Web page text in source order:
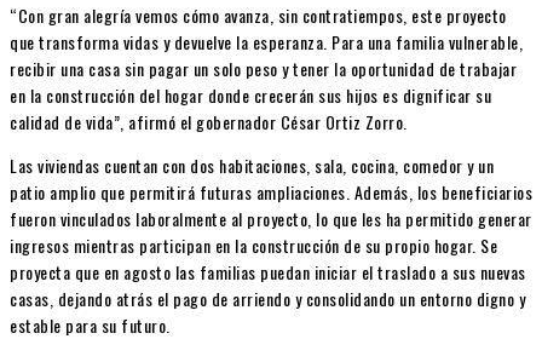
“Con gran alegría vemos cómo avanza, sin contratiempos, este proyecto
que transforma vidas y devuelve la esperanza. Para una familia vulnerable,
recibir una casa sin pagar un solo peso y tener la oportunidad de trabajar
en la construcción del hogar donde crecerán sus hijos es dignificar su
calidad de vida”, afirmó el gobernador César Ortiz Zorro.
Las viviendas cuentan con dos habitaciones, sala, cocina, comedor y un
patio amplio que permitirá futuras ampliaciones. Además, los beneficiarios
fueron vinculados laboralmente al proyecto, lo que les ha permitido generar
ingresos mientras participan en la construcción de su propio hogar. Se
proyecta que en agosto las familias puedan iniciar el traslado a sus nuevas
casas, dejando atrás el pago de arriendo y consolidando un entorno digno y
estable para su futuro.